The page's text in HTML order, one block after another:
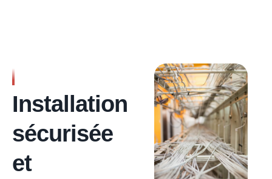
Installation
sécurisée
et